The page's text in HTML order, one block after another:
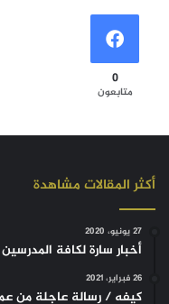
0
متابعون
أكثر المقالات مشاهدة
27 يونيو، 2020
أخبار سارة لكافة المدرسين
26 فبراير، 2021
كيفه / رسالة عاجلة من